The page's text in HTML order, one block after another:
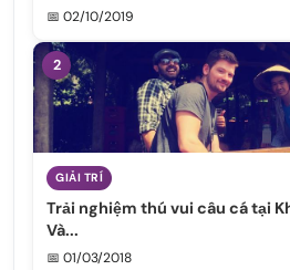
📅 02/10/2019
2
GIẢI TRÍ
Trải nghiệm thú vui câu cá tại
Và...
📅 01/03/2018